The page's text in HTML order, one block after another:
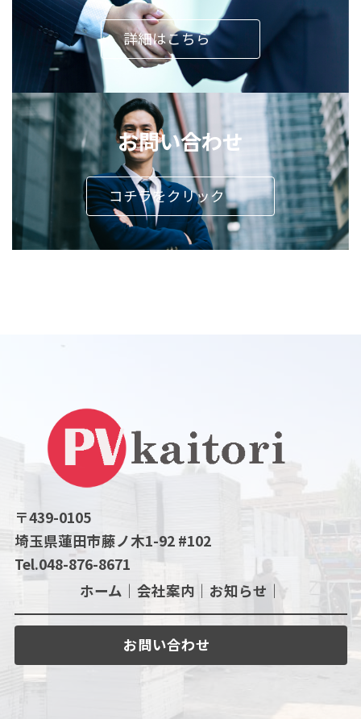
詳細はこちら
お問い合わせ
コチラをクリック
〒439-0105
埼玉県蓮田市藤ノ木1-92 #102
Tel.048-876-8671
ホーム｜ 会社案内｜ お知らせ｜
お問い合わせ